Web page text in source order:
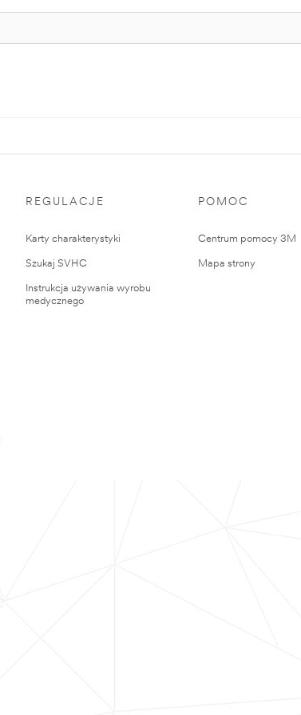
REGULACJE
Karty charakterystyki
Szukaj SVHC
Instrukcja używania wyrobu
medycznego
POMOC
Centrum pomocy 3M
Mapa strony